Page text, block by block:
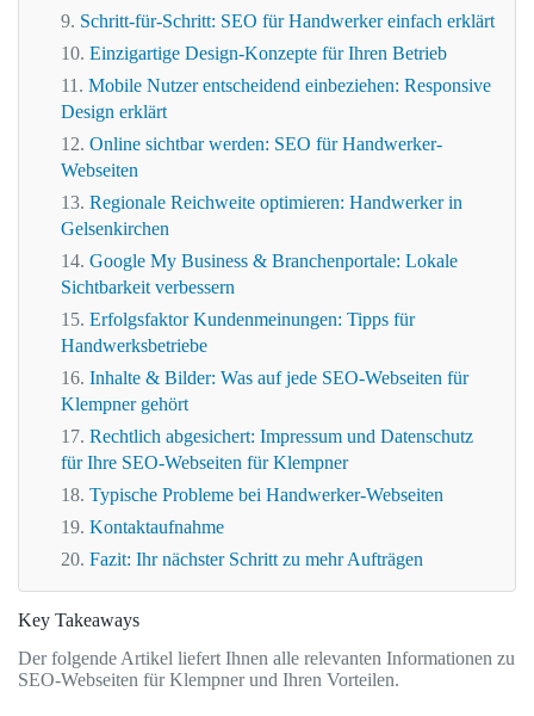
Schritt-für-Schritt: SEO für Handwerker einfach erklärt
Einzigartige Design-Konzepte für Ihren Betrieb
Mobile Nutzer entscheidend einbeziehen: Responsive
Design erklärt
Online sichtbar werden: SEO für Handwerker-
Webseiten
Regionale Reichweite optimieren: Handwerker in
Gelsenkirchen
Google My Business & Branchenportale: Lokale
Sichtbarkeit verbessern
Erfolgsfaktor Kundenmeinungen: Tipps für
Handwerksbetriebe
Inhalte & Bilder: Was auf jede SEO-Webseiten für
Klempner gehört
Rechtlich abgesichert: Impressum und Datenschutz
für Ihre SEO-Webseiten für Klempner
Typische Probleme bei Handwerker-Webseiten
Kontaktaufnahme
Fazit: Ihr nächster Schritt zu mehr Aufträgen
Key Takeaways
Der folgende Artikel liefert Ihnen alle relevanten Informationen zu
SEO-Webseiten für Klempner und Ihren Vorteilen.